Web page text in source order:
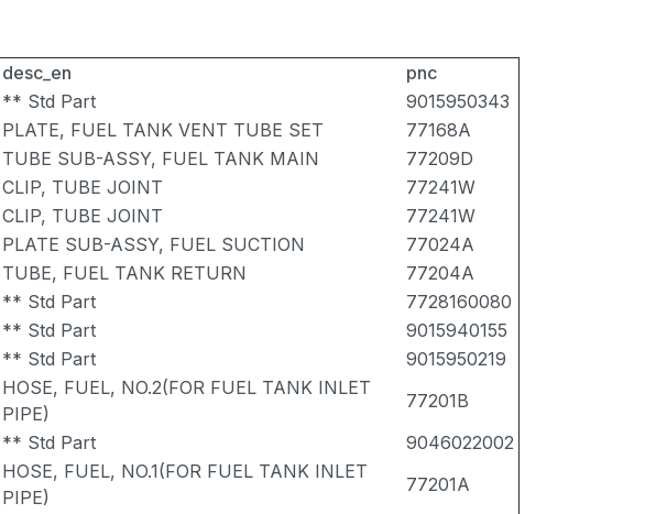
desc_en
pnc
** Std Part
9015950343
PLATE, FUEL TANK VENT TUBE SET
77168A
TUBE SUB-ASSY, FUEL TANK MAIN
77209D
CLIP, TUBE JOINT
77241W
CLIP, TUBE JOINT
77241W
PLATE SUB-ASSY, FUEL SUCTION
77024A
TUBE, FUEL TANK RETURN
77204A
** Std Part
7728160080
** Std Part
9015940155
** Std Part
9015950219
HOSE, FUEL, NO.2(FOR FUEL TANK INLET
PIPE)
77201B
** Std Part
9046022002
HOSE, FUEL, NO.1(FOR FUEL TANK INLET
PIPE)
77201A